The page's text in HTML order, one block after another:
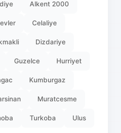
Alkent 2000
Celaliye
Dizdariye
Guzelce Hurriyet
Kumburgaz
Muratcesme
Turkoba Ulus